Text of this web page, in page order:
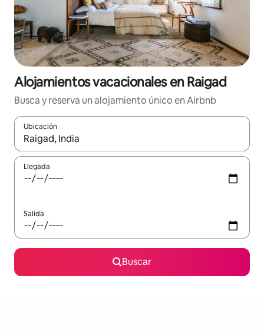
Alojamientos vacacionales en Raigad
Busca y reserva un alojamiento único en Airbnb
Ubicación
Cuando los resultados estén disponibles, podrás navegar
Llegada
Salida
Buscar